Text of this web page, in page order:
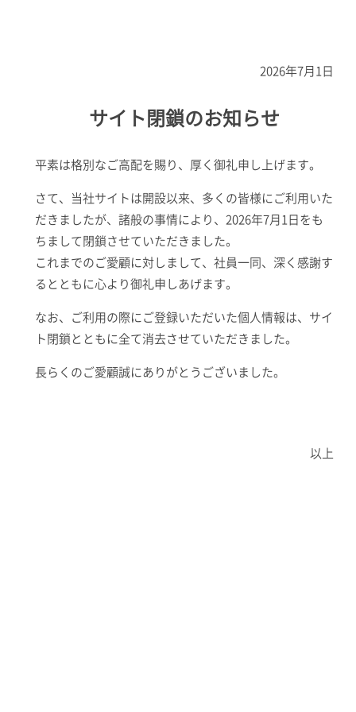
2026年7月1日
サイト閉鎖のお知らせ
平素は格別なご高配を賜り、厚く御礼申し上げます。
さて、当社サイトは開設以来、多くの皆様にご利用いた
だきましたが、諸般の事情により、2026年7月1日をも
ちまして閉鎖させていただきました。
これまでのご愛顧に対しまして、社員一同、深く感謝す
るとともに心より御礼申しあげます。
なお、ご利用の際にご登録いただいた個人情報は、サイ
ト閉鎖とともに全て消去させていただきました。
長らくのご愛顧誠にありがとうございました。
以上